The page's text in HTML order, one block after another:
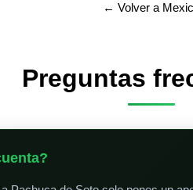
← Volver a
Preguntas